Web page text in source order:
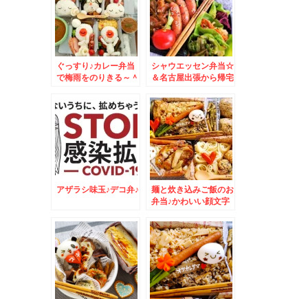
ぐっすり♪カレー弁当
で梅雨をのりきる～＾
シャウエッセン弁当☆
＆名古屋出張から帰宅
アザラシ味玉♪デコ弁♪
麺と炊き込みご飯のお
弁当♪かわいい顔文字